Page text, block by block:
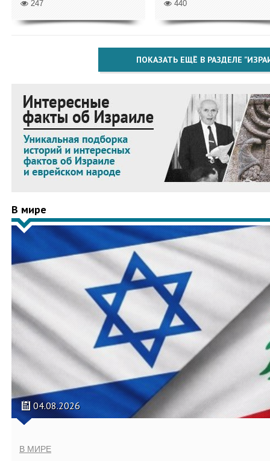
247 440
ПОКАЗАТЬ ЕЩЁ В РАЗДЕЛЕ
В мире
04.08.2026
В МИРЕ